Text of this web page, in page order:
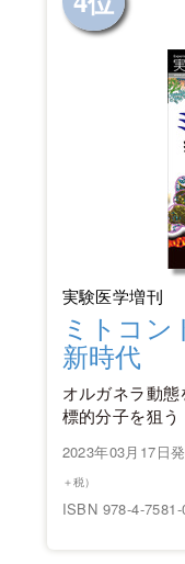
実験医学増刊
ミトコ
新時代
オルガネラ動
標的分子を狙う
2023年03月17
＋税）
ISBN 978-4-